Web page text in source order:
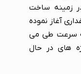
در زمینه ساخت
آغاز نموده
سرعت طی می
های در حال